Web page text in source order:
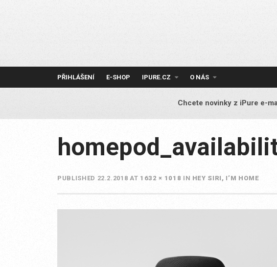
PŘIHLÁŠENÍ E-SHOP IPURE.CZ O NÁS
Chcete novinky z iPure e-
PUBLISHED 22.2.2018 AT 1632 × 1018 IN HEY SIRI, I’M HOME